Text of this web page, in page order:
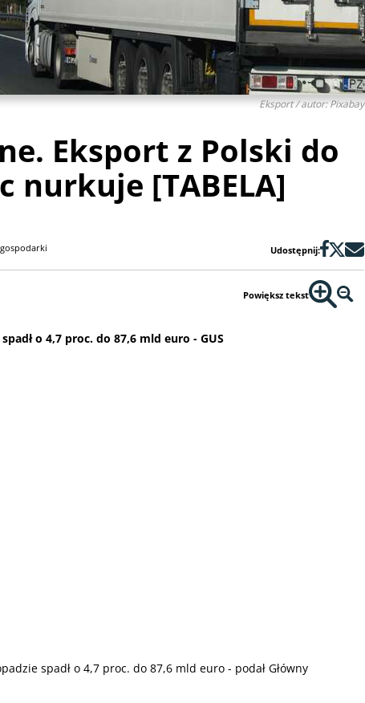
Eksport / autor: Pixabay
Eksport z Polski do
nurkuje [TABELA]
Udostępnij:
Powiększ tekst
o 4,7 proc. do 87,6 mld euro - GUS
spadł o 4,7 proc. do 87,6 mld euro - podał Główny